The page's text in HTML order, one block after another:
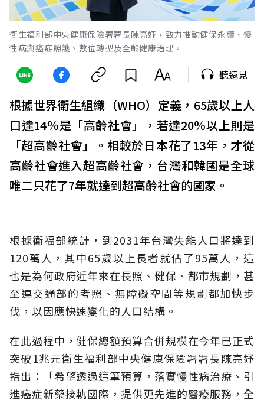
衛生福利部中央健康保險署署長陳亮妤，致力推動健保永續、慢
性病與癌症照護、數位轉型及全齡健康治理。
聽遠見
根據世界衛生組織（WHO）定義，65歲以上人
口達14％是「高齡社會」，若達20％以上則是
「超高齡社會」。相較於日本花了13年，才從
高齡社會進入超高齡社會，台灣和韓國是全球
唯二只花了7年就達到超高齡社會的國家。
根據衛福部統計，到2031年台灣失能人口將達到
120萬人，其中65歲以上長者就佔了95萬人，這
也是為何政府近年來在長照、健保、都市規劃，甚
至連交通部的考照、無障礙空間等規劃都加快步
伐，以因應快速變化的人口結構。
在此過程中，健保總額預算合併規模在今年已正式
突破1兆元衛生福利部中央健康保險署署長陳亮妤
指出：「希望透過這筆預算，落實慢性病治療、引
進癌症新藥接軌國際，提供更先進的醫療服務，全